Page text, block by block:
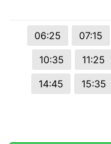
06:25 07:15
10:35
11:25
14:45
15:35